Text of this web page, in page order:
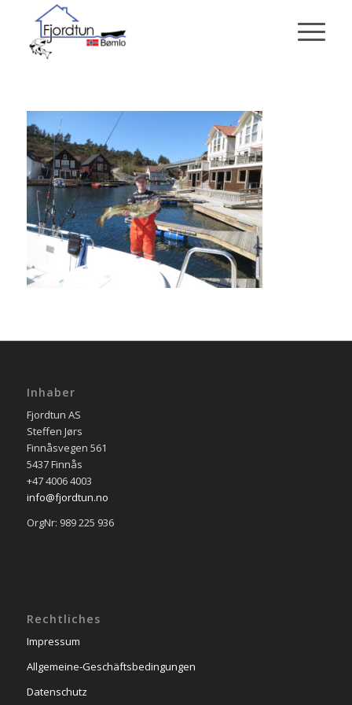
Inhaber
Fjordtun AS
Steffen Jørs
Finnåsvegen 561
5437 Finnås
+47 4006 4003
info@fjordtun.no
OrgNr: 989 225 936
Rechtliches
Impressum
Allgemeine-Geschäftsbedingungen
Datenschutz